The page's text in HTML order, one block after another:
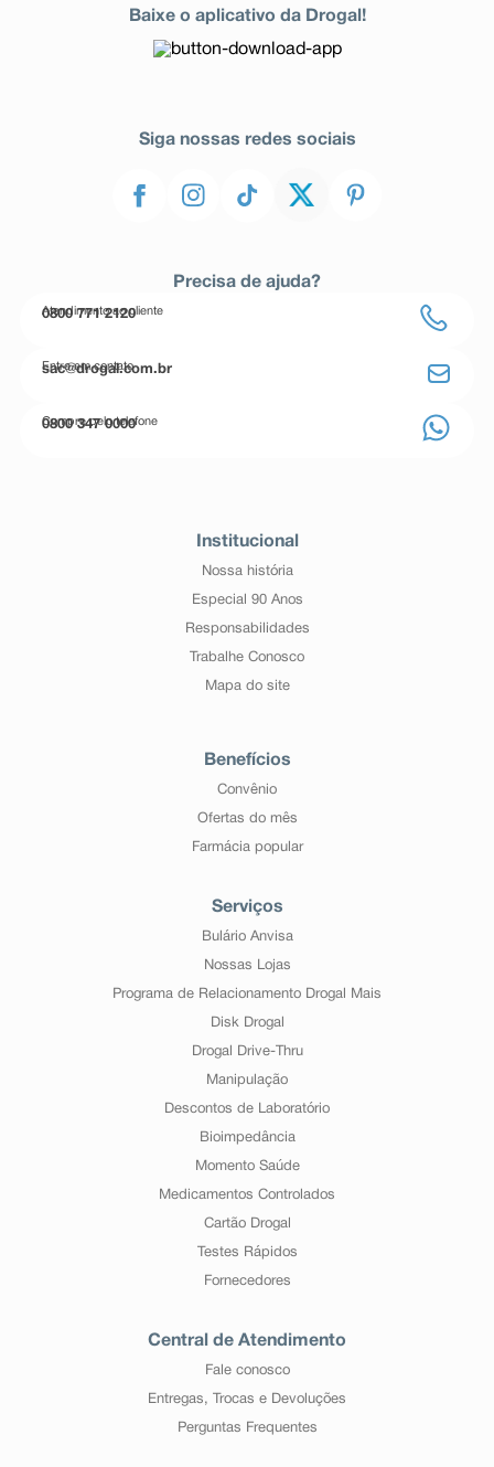
Baixe o aplicativo da Drogal!
Siga nossas redes sociais
Precisa de ajuda?
Atendimento ao cliente
0800 771 2120
Entre em contato
sac@drogal.com.br
Compre pelo telefone
0800 347 0000
Institucional
Nossa história
Especial 90 Anos
Responsabilidades
Trabalhe Conosco
Mapa do site
Benefícios
Convênio
Ofertas do mês
Farmácia popular
Serviços
Bulário Anvisa
Nossas Lojas
Programa de Relacionamento Drogal Mais
Disk Drogal
Drogal Drive-Thru
Manipulação
Descontos de Laboratório
Bioimpedância
Momento Saúde
Medicamentos Controlados
Cartão Drogal
Testes Rápidos
Fornecedores
Central de Atendimento
Fale conosco
Entregas, Trocas e Devoluções
Perguntas Frequentes